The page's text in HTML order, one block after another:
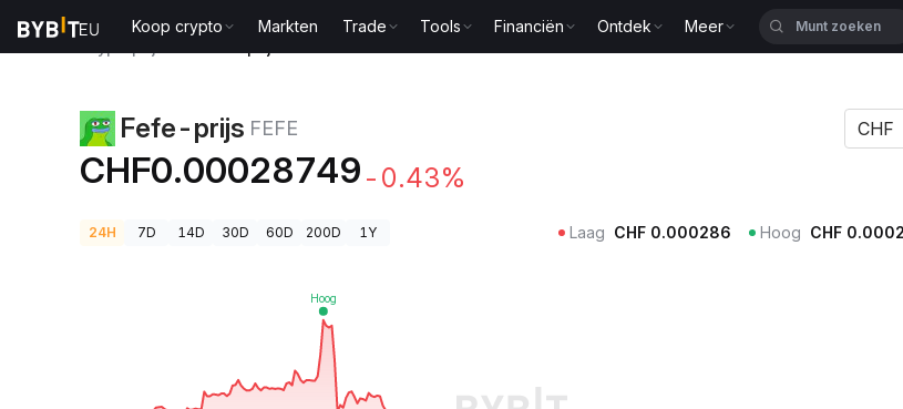
Koop crypto Markten Trade Tools Financiën Ontdek Meer
Fefe-prijs FEFE
CHF0.00028749 -0.43%
CHF
24H 7D 14D 30D 60D 200D 1Y Laag CHF 0.000286 Hoog CHF